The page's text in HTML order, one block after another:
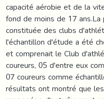
capacité aérobie et de la
fond de moins de 17
constituée des clubs
l'échantillon d'étude a été
et comprenait le Club
coureurs, 05 d'entre eux
07 coureurs comme
résultats ont montré que